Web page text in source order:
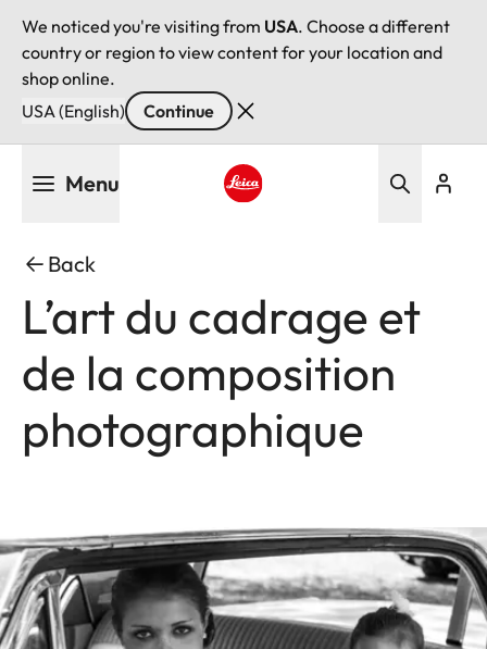
We noticed you're visiting from USA. Choose a different
country or region to view content for your location and
shop online.
USA (English)
Continue
Menu
Back
L’art du cadrage et
de la composition
photographique